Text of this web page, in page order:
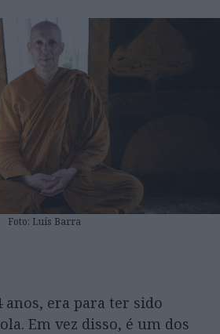
Foto: Luís Barra
anos, era para ter sido
Em vez disso, é um dos